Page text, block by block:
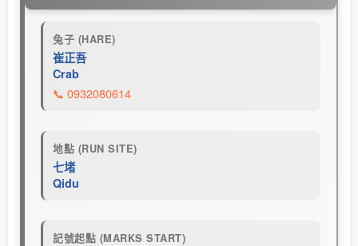
兔子 (HARE)
崔正吾
Crab
📞 0932080614
地點 (RUN SITE)
七堵
Qidu
記號起點 (MARKS START)